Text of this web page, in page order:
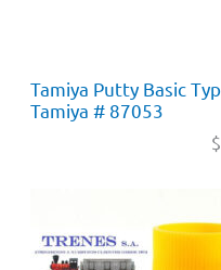
Tamiya Putty Basic
Tamiya # 87053
$